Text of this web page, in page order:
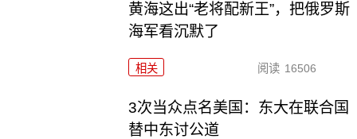
黄海这出“老将配新王”，把俄罗斯
海军看沉默了
相关 阅读 16506
3次当众点名美国：东大在联合国
替中东讨公道